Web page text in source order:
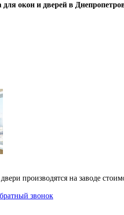
окон и дверей в
производятся на заводе
звонок